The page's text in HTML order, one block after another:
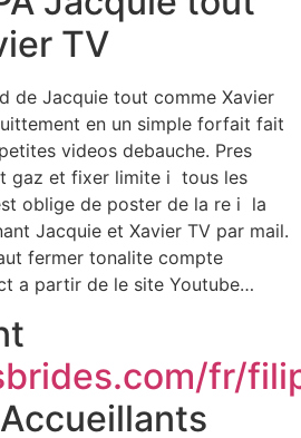
TV
de Jacquie tout comme Xavier
en un simple forfait fait
videos debauche. Pres
gaz et fixer limite i tous les
oblige de poster de la re i la
Jacquie et Xavier TV par mail.
fermer tonalite compte
a partir de le site Youtube…
fr/
Accueillants